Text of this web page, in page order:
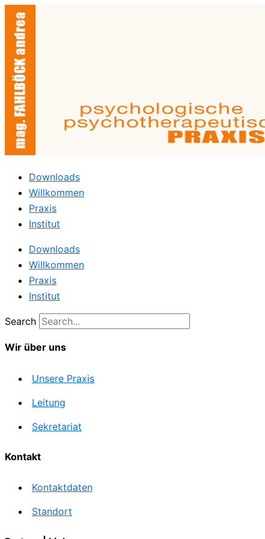
Zum
Inhalt
springen
Downloads
Willkommen
Praxis
Institut
Downloads
Willkommen
Praxis
Institut
Search
Wir über uns
Unsere Praxis
Leitung
Sekretariat
Kontakt
Kontaktdaten
Standort